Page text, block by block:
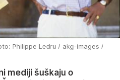
Philippe Ledru / akg-images /
mediji šuškaju o